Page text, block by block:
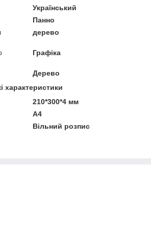
Український
Панно
дерево
Графіка
Дерево
характеристики
210*300*4 мм
A4
Вільний розпис